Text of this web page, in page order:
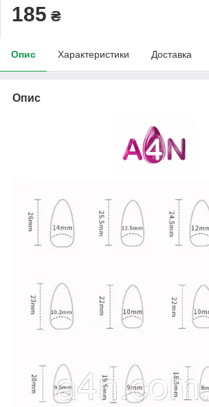
185 ₴
Опис Характеристики Доставка
Опис